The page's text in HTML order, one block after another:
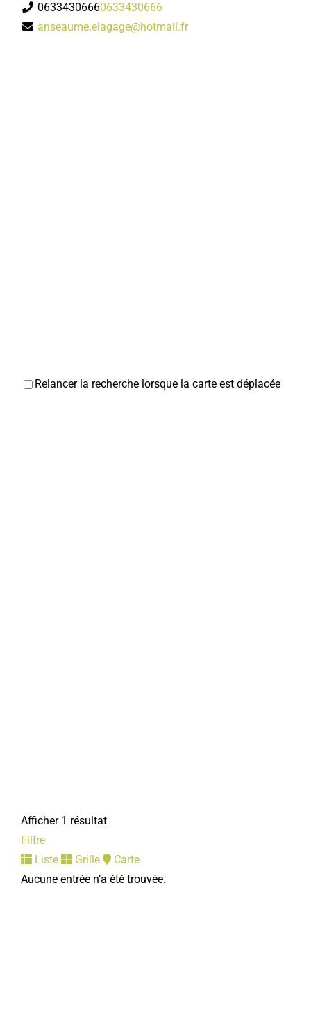
06334306660633430666
anseaume.elagage@hotmail.fr
Relancer la recherche lorsque la carte est déplacée
Afficher 1 résultat
Filtre
Liste
Grille
Carte
Aucune entrée n’a été trouvée.